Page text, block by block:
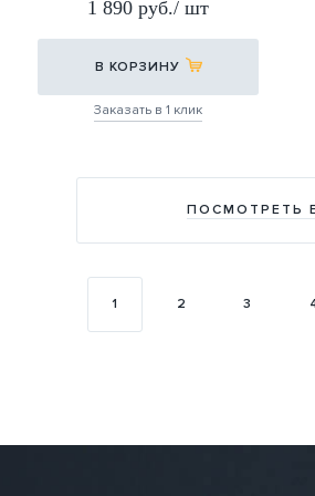
30,5Х30,5
1 890 руб./ шт
В КОРЗИНУ
Заказать в 1 клик
ПОСМОТРЕТЬ
1 2 3